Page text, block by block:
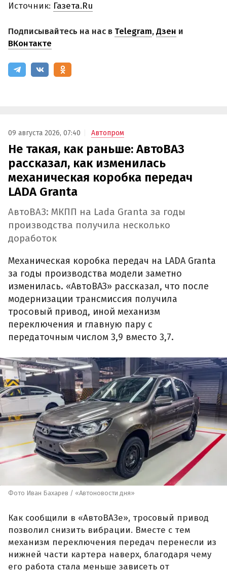
Источник: Газета.Ru
Подписывайтесь на нас в Telegram,Дзен и
ВКонтакте
09 августа 2026, 07:40 Автопром
Не такая, как раньше: АвтоВАЗ
рассказал, как изменилась
механическая коробка передач
LADA Granta
АвтоВАЗ: МКПП на Lada Granta за годы
производства получила несколько
доработок
Механическая коробка передач на LADA Granta
за годы производства модели заметно
изменилась. «АвтоВАЗ» рассказал, что после
модернизации трансмиссия получила
тросовый привод, иной механизм
переключения и главную пару с
передаточным числом 3,9 вместо 3,7.
Фото Иван Бахарев / «Автоновости дня»
Как сообщили в «АвтоВАЗе», тросовый привод
позволил снизить вибрации. Вместе с тем
механизм переключения передач перенесли из
нижней части картера наверх, благодаря чему
его работа стала меньше зависеть от